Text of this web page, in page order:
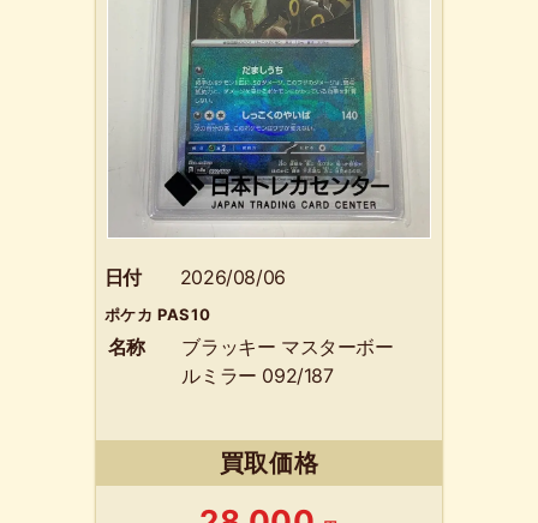
日付 2026/08/06
ポケカ PAS10
名称
ブラッキー マスターボー
ルミラー 092/187
買取価格